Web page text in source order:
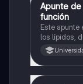
Química
Apunte
función
Este
los lípidos,
esteroides
y visual,
funciones y